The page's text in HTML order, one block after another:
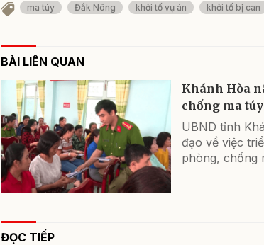
ma túy Đắk Nông khởi tố vụ án khởi tố bị can
BÀI LIÊN QUAN
Khánh Hòa
chống ma
UBND tỉnh
đạo về việc
phòng, chống
ĐỌC TIẾP